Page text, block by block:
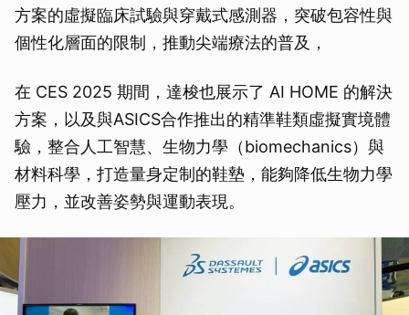
方案的虛擬臨床試驗與穿戴式感測器，突破包容性與
個性化層面的限制，推動尖端療法的普及，
在 CES 2025 期間，達梭也展示了 AI HOME 的解決
方案，以及與ASICS合作推出的精準鞋類虛擬實境體
驗，整合人工智慧、生物力學（biomechanics）與
材料科學，打造量身定制的鞋墊，能夠降低生物力學
壓力，並改善姿勢與運動表現。